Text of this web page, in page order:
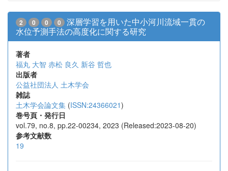
2 0 0 0
深層学習を用いた中小河川流域一貫の
水位予測手法の高度化に関する研究
著者
福丸 大智 赤松 良久 新谷 哲也
出版者
公益社団法人 土木学会
雑誌
土木学会論文集 (ISSN:24366021)
巻号頁・発行日
vol.79, no.8, pp.22-00234, 2023 (Released:2023-08-20)
参考文献数
19